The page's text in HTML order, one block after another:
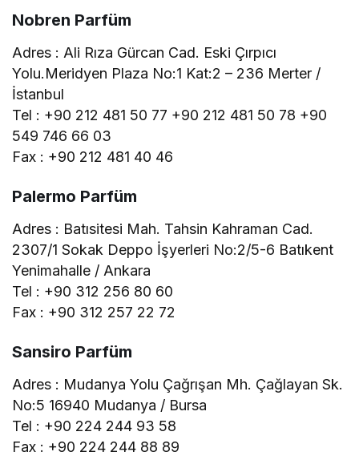
Nobren Parfüm
Adres : Ali Rıza Gürcan Cad. Eski Çırpıcı
Yolu.Meridyen Plaza No:1 Kat:2 – 236 Merter /
İstanbul
Tel : +90 212 481 50 77 +90 212 481 50 78 +90
549 746 66 03
Fax : +90 212 481 40 46
Palermo Parfüm
Adres : Batısitesi Mah. Tahsin Kahraman Cad.
2307/1 Sokak Deppo İşyerleri No:2/5-6 Batıkent
Yenimahalle / Ankara
Tel : +90 312 256 80 60
Fax : +90 312 257 22 72
Sansiro Parfüm
Adres : Mudanya Yolu Çağrışan Mh. Çağlayan Sk.
No:5 16940 Mudanya / Bursa
Tel : +90 224 244 93 58
Fax : +90 224 244 88 89